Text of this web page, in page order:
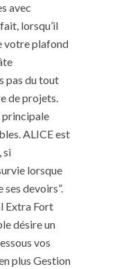
avec
lorsqu’il
votre plafond
pas du tout
de projets.
principale
ALICE est
si
lorsque
devoirs”.
Extra Fort
désire un
vos
plus Gestion